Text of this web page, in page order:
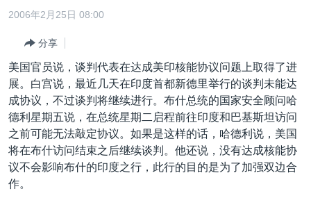
转
容
跳
跳
港澳
国际
最新国际新闻
印太
中东
欧洲
分类新闻
经济·金融·贸易
人权·法律·宗教
科教·文娱·体健
美中关系
热点专题
白宫要闻
VOA视频
2006年2月25日 08:00
分享
美国官员说，谈判代表在达成美印核能协议问题上取得了进
展。白宫说，最近几天在印度首都新德里举行的谈判未能达
成协议，不过谈判将继续进行。布什总统的国家安全顾问哈
德利星期五说，在总统星期二启程前往印度和巴基斯坦访问
之前可能无法敲定协议。如果是这样的话，哈德利说，美国
将在布什访问结束之后继续谈判。他还说，没有达成核能协
议不会影响布什的印度之行，此行的目的是为了加强双边合
作。